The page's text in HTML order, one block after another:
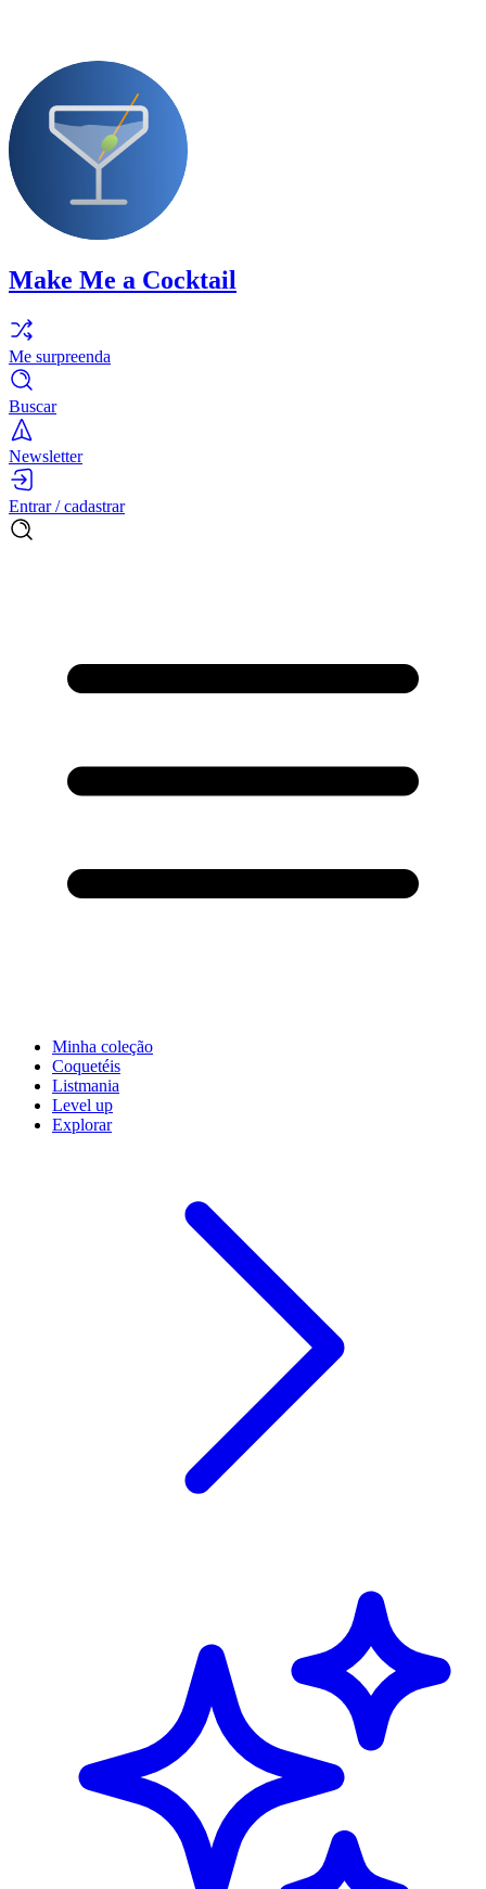
Make Me a Cocktail
Me surpreenda
Buscar
Newsletter
Entrar / cadastrar
Minha coleção
Coquetéis
Listmania
Level up
Explorar